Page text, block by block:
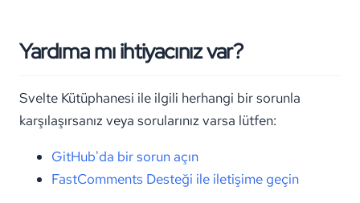
Yardıma mı ihtiyacınız var?
Svelte Kütüphanesi ile ilgili herhangi bir sorunla
karşılaşırsanız veya sorularınız varsa lütfen:
GitHub'da bir sorun açın
FastComments Desteği ile iletişime geçin